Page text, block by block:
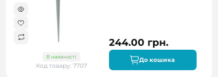
В наявності
Код товару: 7707
244.00 грн.
До кошика